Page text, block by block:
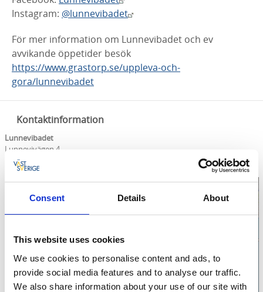
Consent Details About
This website uses cookies
We use cookies to personalise content and ads, to
provide social media features and to analyse our traffic.
We also share information about your use of our site with
Instagram: @lunnevibadet
För mer information om Lunnevibadet och ev
avvikande öppetider besök
https://www.grastorp.se/uppleva-och-
gora/lunnevibadet
Kontaktinformation
Lunnevibadet
Lunnevivägen 4
Telefon:
Hemsida:Till hemsida
Klicka för att visa
karta